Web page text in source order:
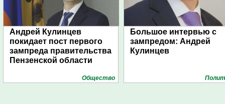
Андрей Кулинцев
покидает пост первого
зампреда правительства
Пензенской области
Общество
Большое интервью с
зампредом: Андрей
Кулинцев